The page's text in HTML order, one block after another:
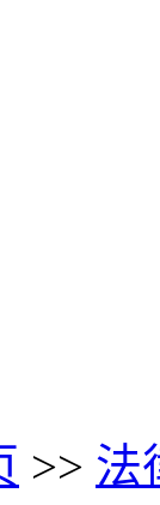
>> 法